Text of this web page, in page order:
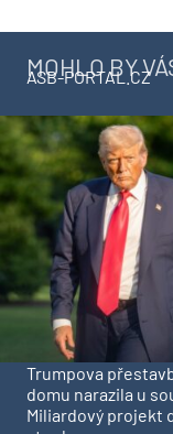
MOHLO BY
ASB-PORTAL.CZ
Trumpova
domu narazila u
Miliardový projekt